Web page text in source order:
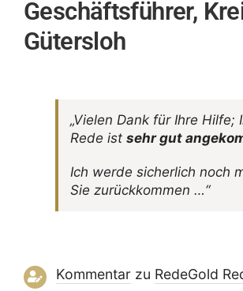
Geschäftsführer,
Gütersloh
„Vielen Dank für Ihre Hilfe;
Rede ist sehr gut
Ich werde sicher­lich noch
Sie zurückkommen …“
Kommentarzu RedeGold